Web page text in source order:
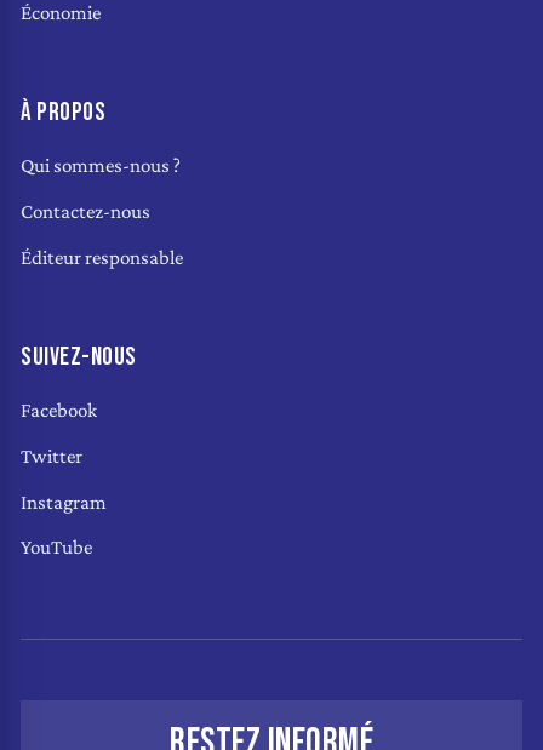
Économie
À PROPOS
Qui sommes-nous ?
Contactez-nous
Éditeur responsable
SUIVEZ-NOUS
Facebook
Twitter
Instagram
YouTube